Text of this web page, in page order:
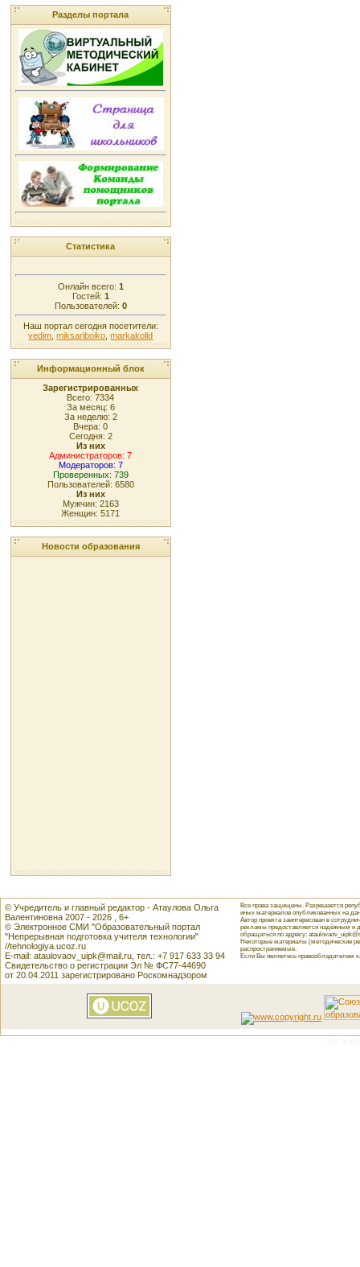
Разделы портала
Статистика
Онлайн всего: 1
Гостей: 1
Пользователей: 0
Наш портал сегодня посетители:
vedim ,miksariboiko ,markakolld
Информационный блок
Зарегистрированных
Всего: 7334
За месяц: 6
За неделю: 2
Вчера: 0
Сегодня: 2
Из них
Администраторов: 7
Модераторов: 7
Проверенных: 739
Пользователей: 6580
Из них
Мужчин: 2163
Женщин: 5171
Новости образования
© Учредитель и главный редактор - Атаулова Ольга
Валентиновна 2007 - 2026 , 6+
© Электронное СМИ "Образовательный портал
"Непрерывная подготовка учителя технологии"
//tehnologiya.ucoz.ru
E-mail: ataulovaov_uipk@mail.ru, тел.: +7 917 633 33 94
Свидетельство о регистрации Эл № ФС77-44690
от 20.04.2011 зарегистрировано Роскомнадзором
Все права защищены. Разрешается
иных материалов опубликованных на
Автор проекта заинтересован в
рекламы предоставляется надёжным и
обращаться по адресу:
Некоторые материалы (методические
распространяемые.
Если Вы являетесь правообладателем